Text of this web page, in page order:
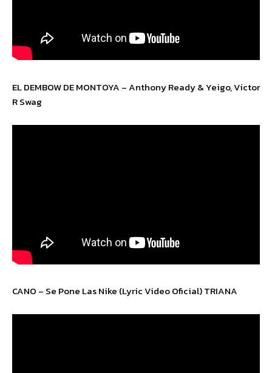
EL DEMBOW DE MONTOYA – Anthony Ready & Yeigo, Victor
R Swag
CANO – Se Pone Las Nike (Lyric Video Oficial) TRIANA